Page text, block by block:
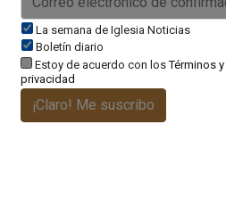
La semana de Iglesia Noticias
Boletín diario
Estoy de acuerdo con losTérminos
privacidad
¡Claro! Me suscribo